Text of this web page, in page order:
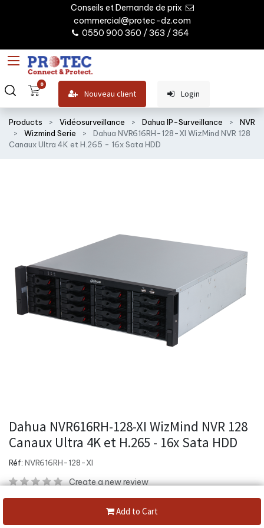
Conseils et Demande de prix
commercial@protec-dz.com
0550 900 360 / 363 / 364
0
Nouveau client Login
Products Vidéosurveillance Dahua IP-Surveillance
NVR
Wizmind Serie
Dahua NVR616RH-128-XI WizMind NVR 128
Canaux Ultra 4K et H.265 - 16x Sata HDD
Add to Cart
Dahua NVR616RH-128-XI WizMind NVR 128
Canaux Ultra 4K et H.265 - 16x Sata HDD
Réf: NVR616RH-128-XI
Create a new review
Smart H.264+, H.264 et MJPEG.